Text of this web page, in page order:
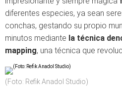
diferentes especies, ya sean
conchas, gestando su propio
minutos mediante la técnica
mapping, una técnica que
(Foto: Refik Anadol Studio)